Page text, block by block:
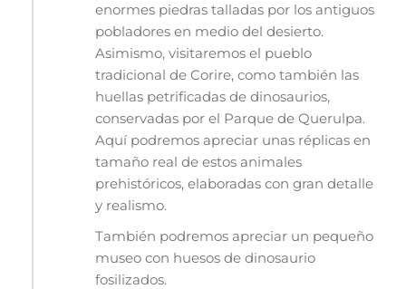
enormes piedras talladas por los antiguos
pobladores en medio del desierto.
Asimismo, visitaremos el pueblo
tradicional de Corire, como también las
huellas petrificadas de dinosaurios,
conservadas por el Parque de Querulpa.
Aquí podremos apreciar unas réplicas en
tamaño real de estos animales
prehistóricos, elaboradas con gran detalle
y realismo.
También podremos apreciar un pequeño
museo con huesos de dinosaurio
fosilizados.